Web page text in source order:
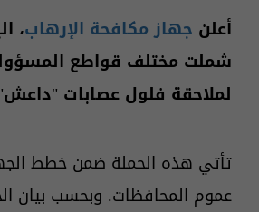
أعلن جهاز مكافحة الإرهاب،
شملت مختلف قواطع
لملاحقة فلول عصابات "داعش"
تأتي هذه الحملة ضمن خطط
عموم المحافظات. وبحسب بيان